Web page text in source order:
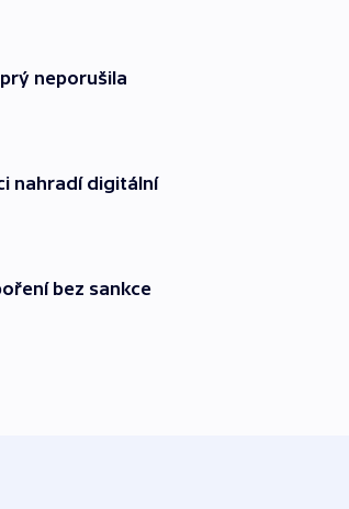
neporušila
nahradí digitální
bez sankce